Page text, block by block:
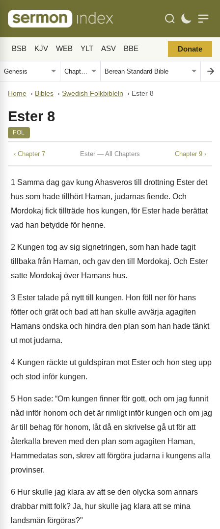
BSB KJV WEB YLT ASV BBE Donate
Home › Bibles › Swedish Folkbibleln › Ester 8
Ester 8
FOL
‹ Chapter 7 Ester — All Chapters Chapter 9 ›
1 Samma dag gav kung Ahasveros till drottning Ester det
hus som hade tillhört Haman, judarnas fiende. Och
Mordokaj fick tillträde hos kungen, för Ester hade berättat
vad han betydde för henne.
2 Kungen tog av sig signetringen, som han hade tagit
tillbaka från Haman, och gav den till Mordokaj. Och Ester
satte Mordokaj över Hamans hus.
3 Ester talade på nytt till kungen. Hon föll ner för hans
fötter och grät och bad att han skulle avvärja agagiten
Hamans ondska och hindra den plan som han hade tänkt
ut mot judarna.
4 Kungen räckte ut guldspiran mot Ester och hon steg upp
och stod inför kungen.
5 Hon sade: “Om kungen finner för gott, och om jag funnit
nåd inför honom och det är rimligt inför kungen och om jag
är till behag för honom, låt då en skrivelse gå ut för att
återkalla breven med den plan som agagiten Haman,
Hammedatas son, skrev att förgöra judarna i kungens alla
provinser.
6 Hur skulle jag klara av att se den olycka som annars
drabbar mitt folk? Ja, hur skulle jag klara att se mina
landsmän förgöras?"